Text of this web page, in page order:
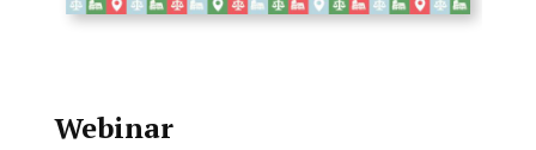
Webinar